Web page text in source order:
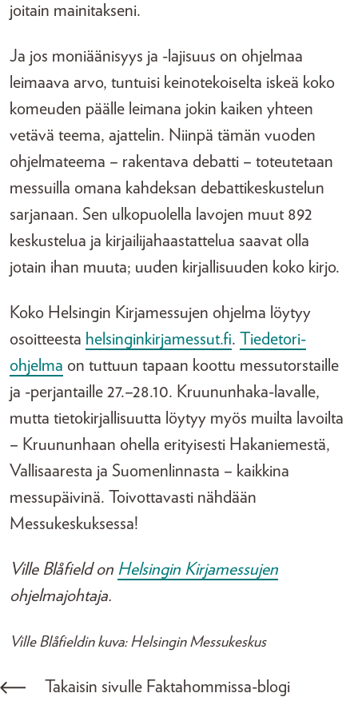
joitain mainitakseni.
Ja jos moniäänisyys ja -lajisuus on ohjelmaa
leimaava arvo, tuntuisi keinotekoiselta iskeä koko
komeuden päälle leimana jokin kaiken yhteen
vetävä teema, ajattelin. Niinpä tämän vuoden
ohjelmateema – rakentava debatti – toteutetaan
messuilla omana kahdeksan debattikeskustelun
sarjanaan. Sen ulkopuolella lavojen muut 892
keskustelua ja kirjailijahaastattelua saavat olla
jotain ihan muuta; uuden kirjallisuuden koko kirjo.
Koko Helsingin Kirjamessujen ohjelma löytyy
osoitteesta helsinginkirjamessut.fi. Tiedetori-
ohjelma on tuttuun tapaan koottu messutorstaille
ja -perjantaille 27.–28.10. Kruununhaka-lavalle,
mutta tietokirjallisuutta löytyy myös muilta lavoilta
– Kruununhaan ohella erityisesti Hakaniemestä,
Vallisaaresta ja Suomenlinnasta – kaikkina
messupäivinä. Toivottavasti nähdään
Messukeskuksessa!
Ville Blåfield on Helsingin Kirjamessujen
ohjelmajohtaja.
Ville Blåfieldin kuva: Helsingin Messukeskus
Takaisin sivulle Faktahommissa-blogi